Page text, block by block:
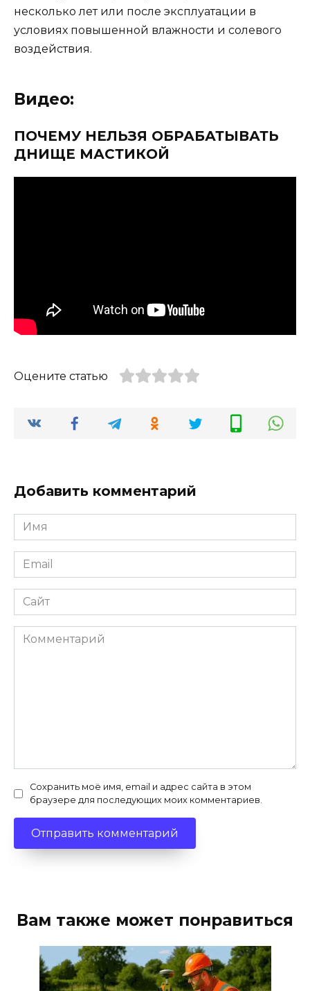
несколько лет или после эксплуатации в
условиях повышенной влажности и солевого
воздействия.
Видео:
ПОЧЕМУ НЕЛЬЗЯ ОБРАБАТЫВАТЬ
ДНИЩЕ МАСТИКОЙ
Оцените статью
Добавить комментарий
Имя
*
Email
*
Сайт
Комментарий
Сохранить моё имя, email и адрес сайта в этом
браузере для последующих моих комментариев.
Вам также может понравиться